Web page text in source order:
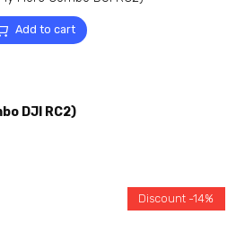
Add to cart
DJI RC2)
Discount -14%